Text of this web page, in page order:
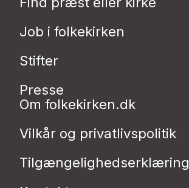
Job i folkekirken
Stifter
Presse
Om folkekirken.dk
Vilkår og privatlivspolitik
Tilgængelighedserklæring